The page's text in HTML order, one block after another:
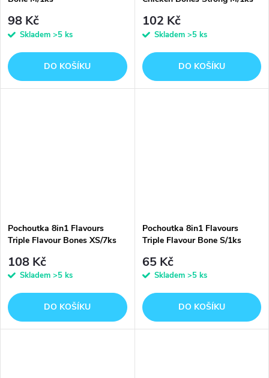
98 Kč
Skladem >5 ks
DO KOŠÍKU
102 Kč
Skladem >5 ks
DO KOŠÍKU
Pochoutka 8in1 Flavours
Triple Flavour Bones XS/7ks
108 Kč
Skladem >5 ks
DO KOŠÍKU
Pochoutka 8in1 Flavours
Triple Flavour Bone S/1ks
65 Kč
Skladem >5 ks
DO KOŠÍKU